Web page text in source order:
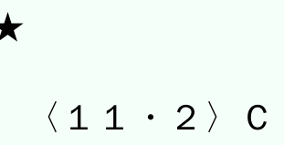
〈１１・２〉Ｃ